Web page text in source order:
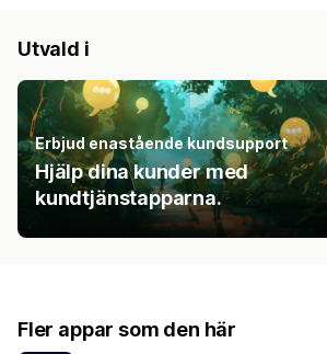
Utvald i
Erbjud enastående kundsupport
Hjälp dina kunder med
kundtjänstapparna.
Fler appar som den här